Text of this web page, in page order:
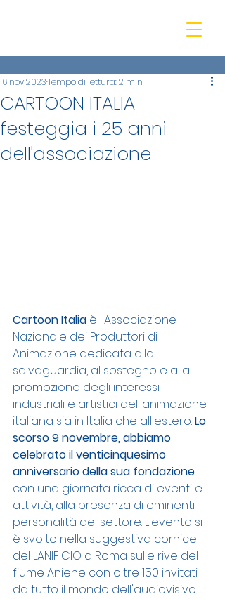
CARTOON ITALIA
festeggia i 25 anni
dell'associazione
16 nov 2023Tempo di lettura: 2 min
Cartoon Italia è l'Associazione
Nazionale dei Produttori di
Animazione dedicata alla
salvaguardia, al sostegno e alla
promozione degli interessi
industriali e artistici dell'animazione
italiana sia in Italia che all'estero. Lo
scorso 9 novembre, abbiamo
celebrato il venticinquesimo
anniversario della sua fondazione
con una giornata ricca di eventi e
attività, alla presenza di eminenti
personalità del settore. L'evento si
è svolto nella suggestiva cornice
del LANIFICIO a Roma sulle rive del
fiume Aniene con oltre 150 invitati
da tutto il mondo dell'audiovisivo.